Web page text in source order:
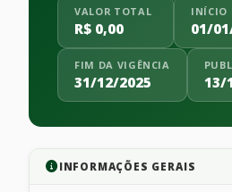
VALOR TOTAL
R$ 0,00
INÍCIO
01/
FIM DA VIGÊNCIA
31/12/2025 13/
INFORMAÇÕES GERAIS